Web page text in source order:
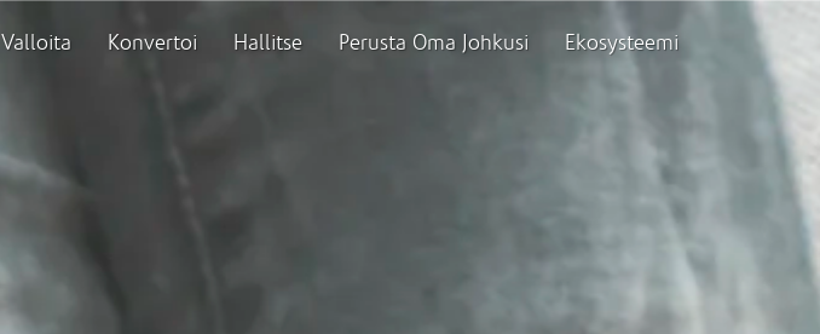
Valloita Konvertoi Hallitse Perusta Oma Johkusi Ekosysteemi